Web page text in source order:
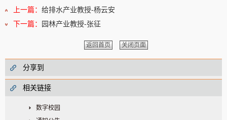
上一篇： 给排水产业教授-杨云安
下一篇：
园林产业教授-张征
返回首页 关闭页面
分享到
相关链接
数字校园